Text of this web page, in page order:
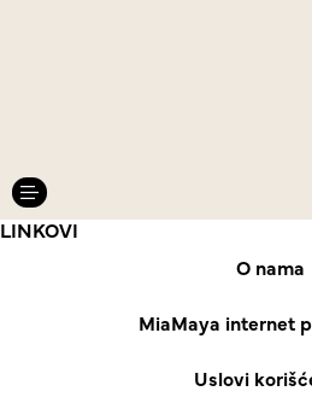
LINKOVI
O nama
MiaMaya internet
Uslovi